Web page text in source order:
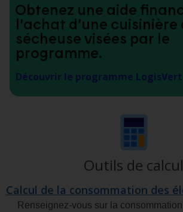
Obtenez une aide
l’achat d’une cuisinière
sécheuse visées par le
programme.
Découvrir le programme LogisVert
Outils de calcul
Calcul de la consommation des
Renseignez-vous sur la